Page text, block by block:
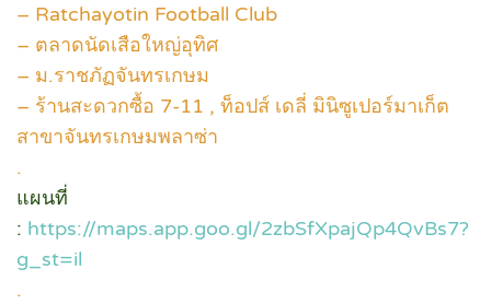
– Ratchayotin Football Club
– ตลาดนัดเสือใหญ่อุทิศ
– ม.ราชภัฏจันทรเกษม
– ร้านสะดวกซื้อ 7-11 , ท็อปส์ เดลี่ มินิซูเปอร์มาเก็ต
สาขาจันทรเกษมพลาซ่า
.
แผนที่
: https://maps.app.goo.gl/2zbSfXpajQp4QvBs7?
g_st=il
.